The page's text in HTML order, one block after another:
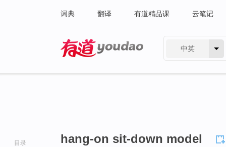
词典 翻译 有道精品课 云笔记
中英
目录 hang-on sit-down model